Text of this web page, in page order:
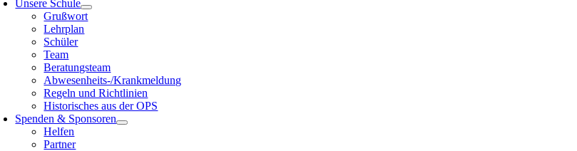
Unsere Schule
Grußwort
Lehrplan
Schüler
Team
Beratungsteam
Abwesenheits-/Krankmeldung
Regeln und Richtlinien
Historisches aus der OPS
Spenden & Sponsoren
Helfen
Partner